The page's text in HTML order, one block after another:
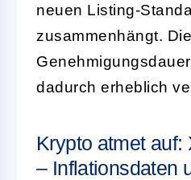
neuen Listing-
zusammenhängt. Die
dadurch erheblich
Krypto atmet auf:
– Inflationsdaten